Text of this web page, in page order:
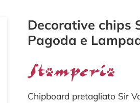
Decorative chips
Pagoda e
Chipboard pretagliato Sir